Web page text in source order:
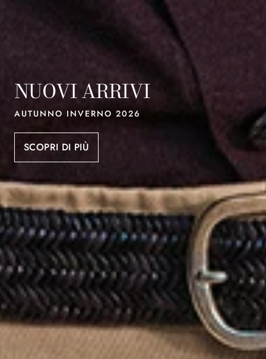
NUOVI ARRIVI
AUTUNNO INVERNO 2026
SCOPRI DI PIÙ